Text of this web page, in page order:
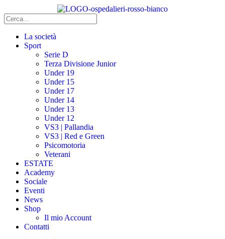
La società
Sport
Serie D
Terza Divisione Junior
Under 19
Under 15
Under 17
Under 14
Under 13
Under 12
VS3 | Pallandia
VS3 | Red e Green
Psicomotoria
Veterani
ESTATE
Academy
Sociale
Eventi
News
Shop
Il mio Account
Contatti